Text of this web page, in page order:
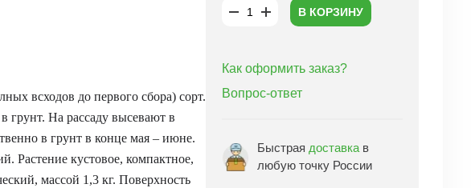
всходов до первого сбора) сорт.
На рассаду высевают в
в грунт в конце мая – июне.
Растение кустовое, компактное,
массой 1,3 кг. Поверхность
В КОРЗИНУ
Как оформить заказ?
Вопрос-ответ
Быстрая доставка в
любую точку России